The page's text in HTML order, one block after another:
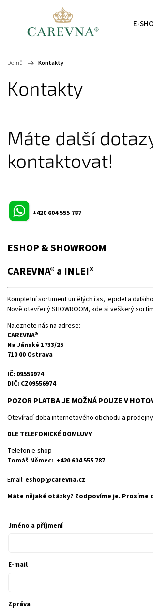
E-
Domů / Kontakty
Kontakty
Máte další
kontaktovat!
+420 604 555 787
ESHOP & SHOWROOM
CAREVNA® a INLEI®
Kompletní sortiment umělých řas, lepidel a
Nově otevřený SHOWROOM, kde si veškerý
Naleznete nás na adrese:
CAREVNA®
Na Jánské 1733/25
710 00 Ostrava
IČ: 09556974
DIČ: CZ09556974
POZOR PLATBA JE MOŽNÁ POUZE V
Otevírací doba internetového obchodu a
DLE TELEFONICKÉ DOMLUVY
Telefon e-shop
Tomáš Němec: +420 604 555 787
Email: eshop@carevna.cz
Máte nějaké otázky? Zodpovíme je.
Jméno a příjmení
E-mail
Zpráva